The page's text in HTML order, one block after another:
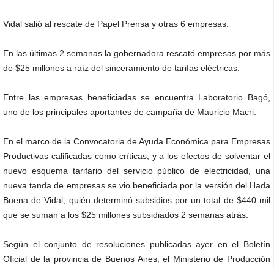
Vidal salió al rescate de Papel Prensa y otras 6 empresas.
En las últimas 2 semanas la gobernadora rescató empresas por más
de $25 millones a raíz del sinceramiento de tarifas eléctricas.
Entre las empresas beneficiadas se encuentra Laboratorio Bagó,
uno de los principales aportantes de campaña de Mauricio Macri.
En el marco de la Convocatoria de Ayuda Económica para Empresas
Productivas calificadas como críticas, y a los efectos de solventar el
nuevo esquema tarifario del servicio público de electricidad, una
nueva tanda de empresas se vio beneficiada por la versión del Hada
Buena de Vidal, quién determinó subsidios por un total de $440 mil
que se suman a los $25 millones subsidiados 2 semanas atrás.
Según el conjunto de resoluciones publicadas ayer en el Boletín
Oficial de la provincia de Buenos Aires, el Ministerio de Producción